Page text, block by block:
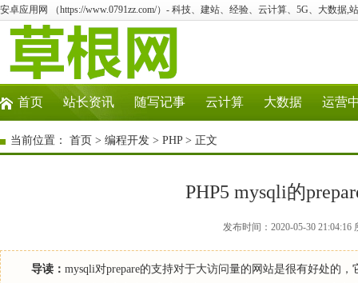
安卓应用网 （https://www.0791zz.com/）- 科技、建站、经验、云计算、5G、大数据,
首页 站长资讯 随写记事 云计算 大数据 运营
当前位置： 首页 > 编程开发 > PHP> 正文
PHP5 mysqli的
发布时间：2020-05-30
导读： mysqli对prepare的支持对于大访问量的网站是很有好处的